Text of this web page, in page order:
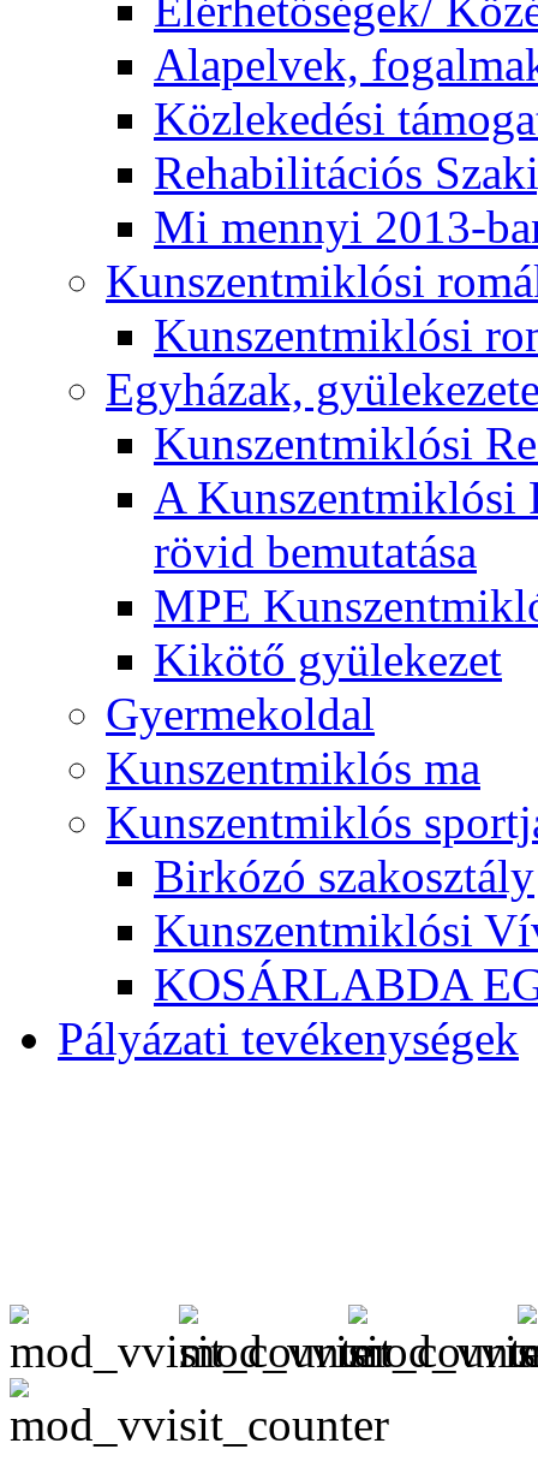
Alapelvek,
Közlekedési
Rehabilitációs
Mi mennyi 2013-
Kunszentmiklósi
Kunszentmiklósi
Egyházak,
Kunszentmiklósi
A Kunszentmiklósi
rövid bemutatása
MPE
Kikötő gyülekezet
Gyermekoldal
Kunszentmiklós ma
Kunszentmiklós
Birkózó szakosztály
Kunszentmiklósi
KOSÁRLABDA
Pályázati tevékenységek